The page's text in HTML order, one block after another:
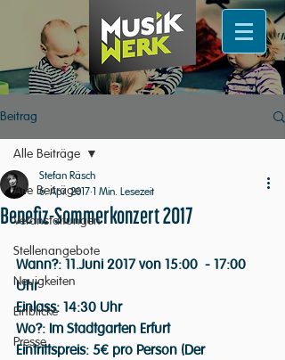
Beitrag
Alle Beiträge
Veranstaltungen
Stellenangebote
Neuigkeiten
Einblicke
Presse
Alle Beiträge
Benefiz-Sommerkonzert 2017
Stefan Räsch
6. Apr. 2017 1 Min. Lesezeit
Wann?: 11.Juni 2017 von 15:00  - 17:00
Uhr
Einlass: 14:30 Uhr
Wo?: Im Stadtgarten Erfurt
Eintrittspreis: 5€ pro Person (Der